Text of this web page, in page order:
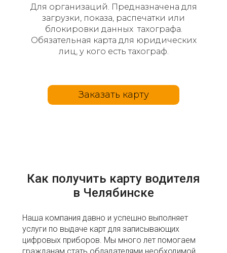
Для организаций. Предназначена для
загрузки, показа, распечатки или
блокировки данных тахографа.
Обязательная карта для юридических
лиц, у кого есть тахограф.
Заказать карту
Как получить карту водителя
в Челябинске
Наша компания давно и успешно выполняет
услуги по выдаче карт для записывающих
цифровых приборов. Мы много лет помогаем
гражданам стать обладателями необходимой